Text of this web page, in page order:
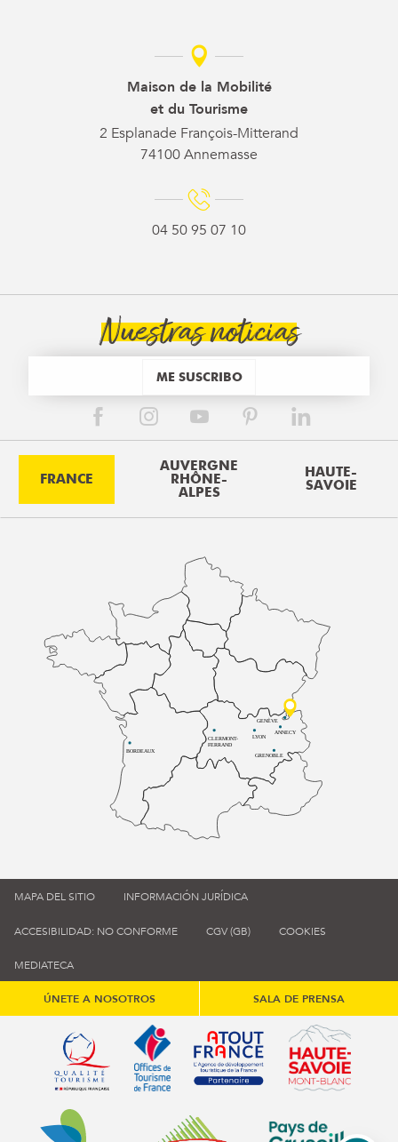
Maison de la Mobilité
et du Tourisme
2 Esplanade François-Mitterand
74100 Annemasse
04 50 95 07 10
Nuestras noticias
ME SUSCRIBO
FRANCE
AUVERGNE
RHÔNE-
ALPES
HAUTE-
SAVOIE
BORDEAUX
CLERMONT-
FERRAND
LYON
ANNECY
GRENOBLE
GENÈVE
MAPA DEL SITIO INFORMACIÓN JURÍDICA
ACCESIBILIDAD: NO CONFORME CGV (GB) COOKIES
MEDIATECA
ÚNETE A NOSOTROS SALA DE PRENSA
Qualité tourisme (s'ouvre dans une nouvelle fenêtre)
Office de tourisme de France (s'ouvre
Atout France (s'ouvre dans
Annemasse Agglo (s'ouvre dans une nouvelle fenêtre)
Communauté de communes du
Communauté de